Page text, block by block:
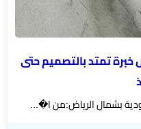
تمتد بالتصميم حتى
بشمال الرياض:من ا�...